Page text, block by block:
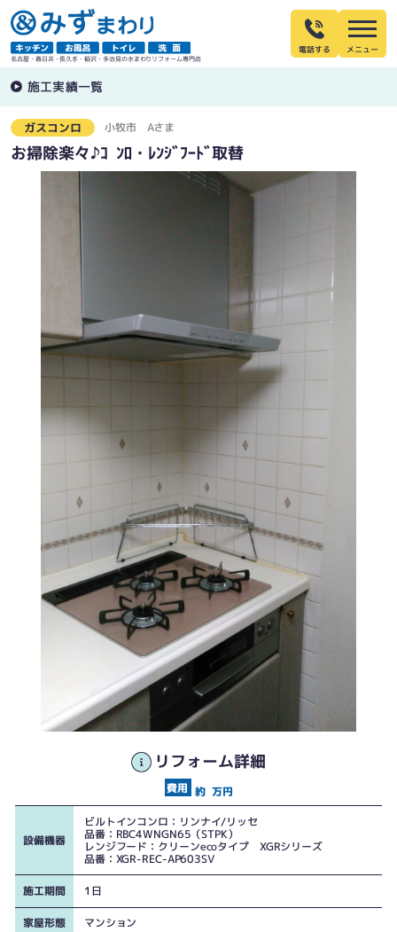
名古屋・春日井・長久手・稲沢・多治見の水まわりリフォーム専門店
電話する
施工実績一覧
ガスコンロ 小牧市 Aさま
お掃除楽々♪ｺﾝﾛ・ﾚﾝｼﾞﾌｰﾄﾞ取替
リフォーム詳細
約 万円
設備機器
ビルトインコンロ：リンナイ/リッセ
品番：RBC4WNGN65（STPK）
レンジフード：クリーンecoタイプ XGRシリーズ
品番：XGR-REC-AP603SV
施工期間 1日
家屋形態 マンション
コンロ・レンジフード